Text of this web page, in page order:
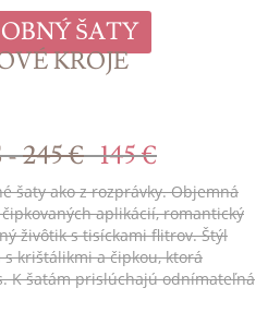
ŠATY
KROJE
-245 € 145 €
šaty ako z rozprávky. Objemná
aplikácií, romantický
živôtik s tisíckami flitrov. Štýl
krištálikmi a čipkou, ktorá
K šatám prislúchajú odnímateľná